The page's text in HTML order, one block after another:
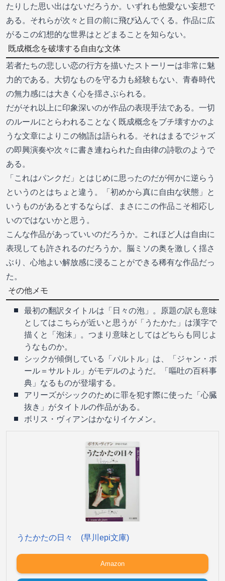
たりした思い出はないだろうか。いずれも他愛ない妄想で
ある。それらが次々と目の前に飛び込んでくる。作品に広
がるこの幻想的な世界はとどまることを知らない。
既成概念を破壊する自由な文体
若者たちの悲しい恋の行方を描いたストーリーは非常に魅
力的である。大切なものを守る力も経験もない、青春時代
の無力感には大きく心を揺さぶられる。
だがそれ以上に印象深いのが作品の表現手法である。一切
のルールにとらわれることなく既成概念をブチ壊すかのよ
うな文章によりこの物語は語られる。それはまるでジャズ
の即興演奏や次々に書き連ねられた自由律の詩歌のようで
ある。
「これはパンクだ」とはじめに思ったのだが何かに逆らう
というのとはちょと違う。「初めから真に自由な状態」と
いうものがあるとするならば、まさにこの作品こそ相応し
いのではないかと思う。
こんな作品があっていいのだろうか。これほど人は自由に
表現しても許されるのだろうか。脳ミソの奥を激しく揺さ
ぶり、心地よい解放感に浸ることができる稀有な作品だっ
た。
その他メモ
最初の翻訳タイトルは「日々の泡」。原題の訳も意味
としてはこちらが近いと思うが「うたかた」は漢字で
描くと「泡沫」。つまり意味としてはどちらも同じよ
うなものか。
シックが傾倒している「パルトル」は、「ジャン・ポ
ール＝サルトル」がモデルのようだ。「嘔吐の百科事
典」なるものが登場する。
アリーズがシックのために罪を犯す際に使った「心臓
抜き」がタイトルの作品がある。
ボリス・ヴィアンはかなりイケメン。
うたかたの日々 (早川epi文庫)
Amazon